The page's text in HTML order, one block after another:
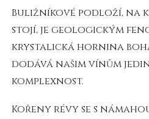
Buližníkové podloží, na
stojí, je geologickým
krystalická hornina
dodává našim vínům
komplexnost.
Kořeny révy se s